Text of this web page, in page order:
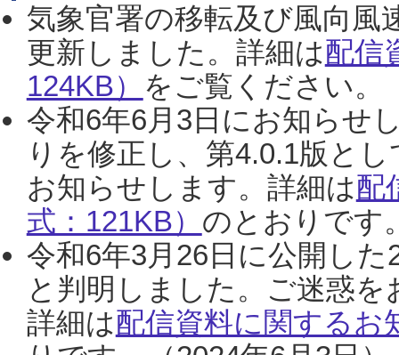
気象官署の移転及び風向風
更新しました。詳細は配信
124KB） をご覧ください。
令和6年6月3日にお知らせ
りを修正し、第4.0.1版と
お知らせします。詳細は配
式：121KB） のとおりです
令和6年3月26日に公開し
と判明しました。ご迷惑
詳細は配信資料に関するお